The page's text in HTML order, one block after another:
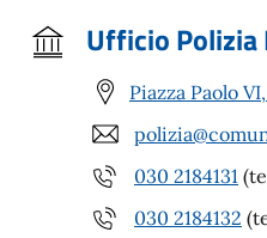
Ufficio Polizia
Piazza Paolo
030 2184131
030 2184132